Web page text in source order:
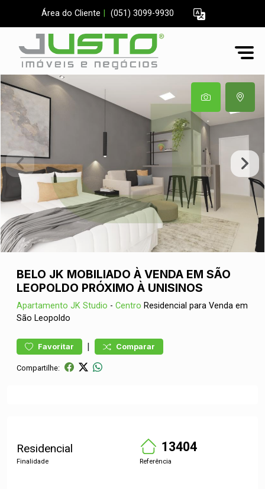
Área do Cliente (051) 3099-9930
BELO JK MOBILIADO À VENDA EM SÃO
LEOPOLDO PRÓXIMO À UNISINOS
Apartamento JK Studio - Centro Residencial para Venda em
São Leopoldo
Favoritar | Comparar
Compartilhe:
Residencial
Finalidade
13404
Referência